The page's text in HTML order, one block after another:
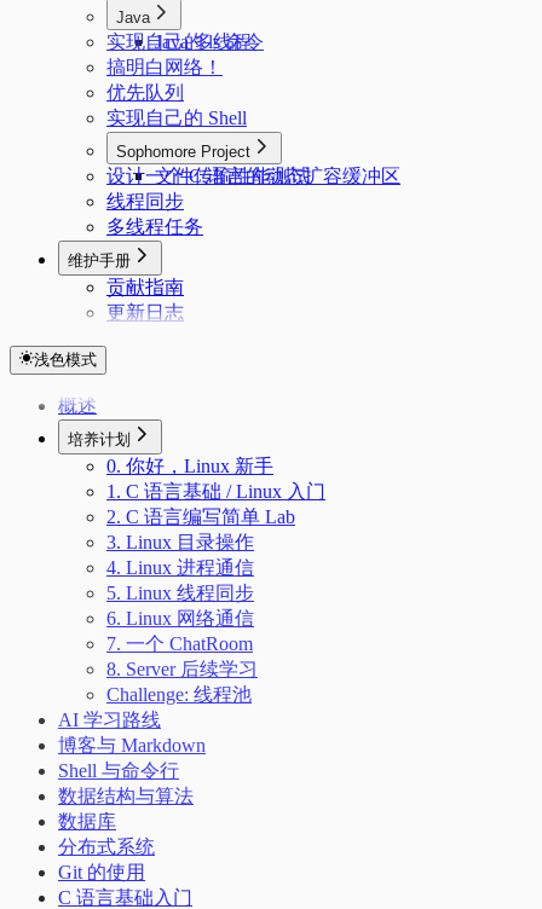
Java
Java 多线程
实现自己的 ls 命令
搞明白网络！
优先队列
实现自己的 Shell
Sophomore Project
文件传输性能测试
设计一个 C 语言的动态扩容缓冲区
线程同步
多线程任务
维护手册
贡献指南
更新日志
浅色模式
概述
培养计划
0. 你好，Linux 新手
1. C 语言基础 / Linux 入门
2. C 语言编写简单 Lab
3. Linux 目录操作
4. Linux 进程通信
5. Linux 线程同步
6. Linux 网络通信
7. 一个 ChatRoom
8. Server 后续学习
Challenge: 线程池
AI 学习路线
博客与 Markdown
Shell 与命令行
数据结构与算法
数据库
分布式系统
Git 的使用
C 语言基础入门